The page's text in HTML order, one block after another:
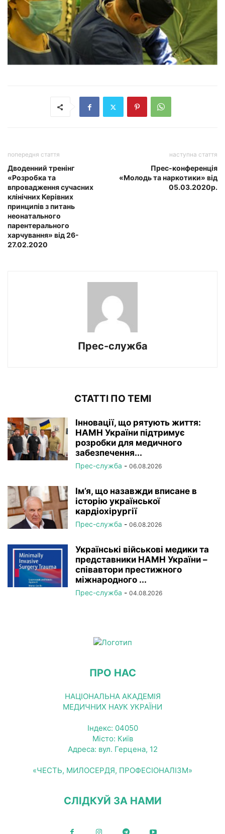
попередня стаття
Дводенний тренінг
«Розробка та
впровадження сучасних
клінічних Керівних
принципів з питань
неонатального
парентерального
харчування» від 26-
27.02.2020
наступна стаття
Прес-конференція
«Молодь та наркотики» від
05.03.2020р.
Прес-служба
СТАТТІ ПО ТЕМІ
Інновації, що рятують життя:
НАМН України підтримує
розробки для медичного
забезпечення...
Прес-служба - 06.08.2026
Ім’я, що назавжди вписане в
історію української
кардіохірургії
Прес-служба - 06.08.2026
Українські військові медики та
представники НАМН України –
співавтори престижного
міжнародного ...
Прес-служба - 04.08.2026
ПРО НАС
НАЦІОНАЛЬНА АКАДЕМІЯ
МЕДИЧНИХ НАУК УКРАЇНИ
Індекс: 04050
Місто: Київ
Адреса: вул. Герцена, 12
«ЧЕСТЬ, МИЛОСЕРДЯ, ПРОФЕСІОНАЛІЗМ»
СЛІДКУЙ ЗА НАМИ